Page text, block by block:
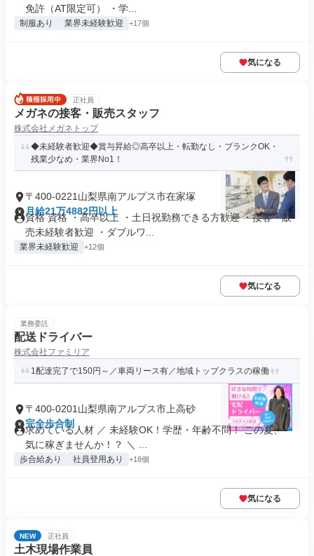
免許（AT限定可） ・学...
制服あり 業界未経験歓迎 +17個
気になる
正社員
メガネの接客・販売スタッフ
株式会社メガネトップ
◆未経験者歓迎◆賞与昇給◎高卒以上・転勤なし・ブランクOK・
残業少なめ・業界No1！
〒400-0221山梨県南アルプス市在家塚
月給21万4882円以上
資格 資格 ・高卒以上 ・土日祝勤務できる方歓迎 ・接客・販
売未経験者歓迎 ・ダブルワ...
業界未経験歓迎 +12個
気になる
業務委託
配送ドライバー
株式会社ファミリア
1配達完了で150円～／車両リース有／地域トップクラスの稼働
〒400-0201山梨県南アルプス市上高砂
完全歩合制
求めている人材 ／ 未経験OK！学歴・年齢不問！ この夏、一
気に稼ぎませんか！？ ＼ ...
歩合給あり 社員登用あり +18個
気になる
NEW 正社員
土木現場作業員